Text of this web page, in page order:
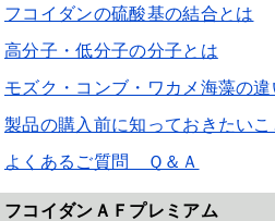
フコイダンの硫酸基の結合とは
高分子・低分子の分子とは
モズク・コンブ・ワカメ海藻の違
製品の購入前に知っておきたいこ
よくあるご質問 Ｑ＆Ａ
フコイダンＡＦプレミアム